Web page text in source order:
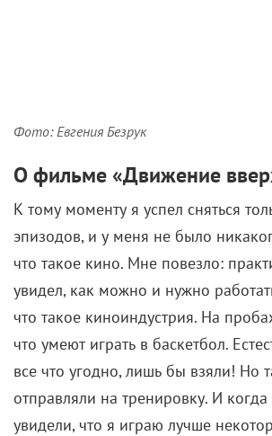
Фото: Евгения Безрук
О фильме «Движение
К тому моменту я успел сняться
эпизодов, и у меня не было
что такое кино. Мне повезло:
увидел, как можно и нужно
что такое киноиндустрия. На
что умеют играть в баскетбол.
все что угодно, лишь бы взяли! Но
отправляли на тренировку. И
увидели, что я играю лучше